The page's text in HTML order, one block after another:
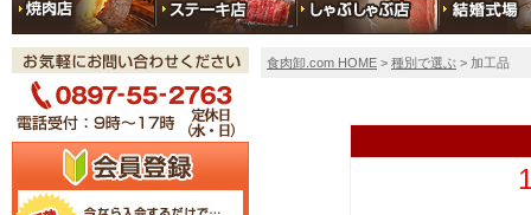
食肉卸.com HOME > 種別で選ぶ > 加工品